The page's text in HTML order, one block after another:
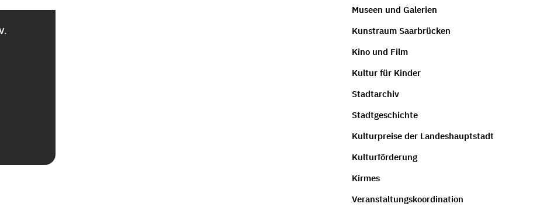
Museen und Galerien
Kunstraum Saarbrücken
Kino und Film
Kultur für Kinder
Stadtarchiv
Stadtgeschichte
Kulturpreise der Landeshauptstadt
Kulturförderung
Kirmes
Veranstaltungskoordination